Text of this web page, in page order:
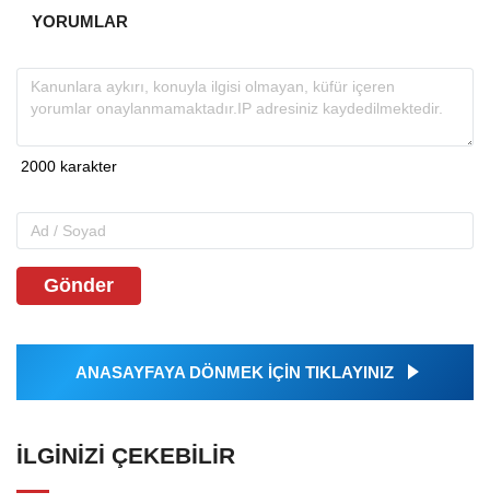
YORUMLAR
Gönder
ANASAYFAYA DÖNMEK İÇİN TIKLAYINIZ
İLGINIZI ÇEKEBILIR